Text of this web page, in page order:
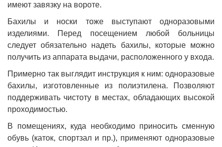
имеют завязку на вороте.
Бахилы и носки тоже выступают одноразовыми
изделиями. Перед посещением любой больницы
следует обязательно надеть бахилы, которые можно
получить из аппарата выдачи, расположенного у входа.
Примерно так выглядит инструкция к ним: одноразовые
бахилы, изготовленные из полиэтилена. Позволяют
поддерживать чистоту в местах, обладающих высокой
проходимостью.
В помещениях, куда необходимо приносить сменную
обувь (каток, спортзал и пр.), применяют одноразовые